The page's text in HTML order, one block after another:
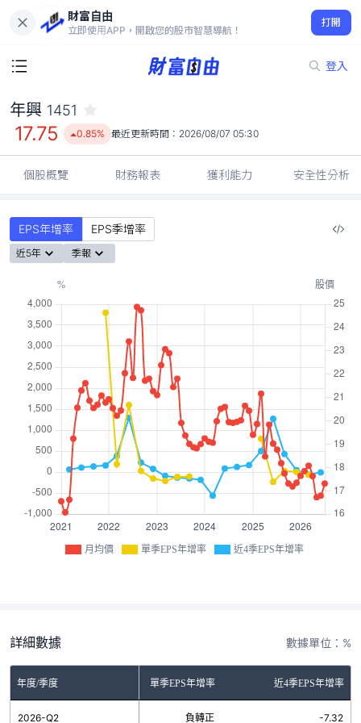
財富自由
立即使用APP，開啟您的股市智慧導航！
打開
登入
17.75
0.85%
年興 1451
17.75 0.85% 最近更新時間： 2026/08/07 05:30
個股概覽 財務報表 獲利能力 安全性分析
EPS年增率 EPS季增率
近5年 季報
月均價 單季EPS年增率 近4季EPS年增率
詳細數據 數據單位：%
年度/季度 單季EPS年增率 近4季EPS年增率
2026-Q2 負轉正 -7.32